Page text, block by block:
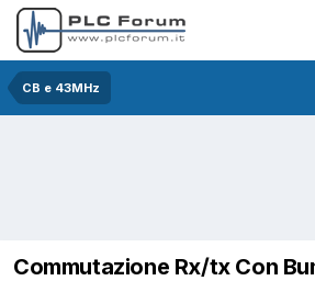
CB e 43MHz
Commutazione Rx/tx Con